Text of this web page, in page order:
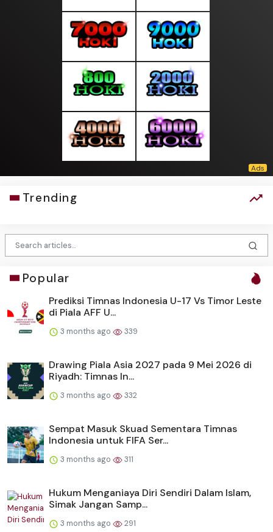
Trending
Popular
Prediksi Timnas Indonesia U-17 Vs Timor Leste
di Piala AFF U...
3 months ago 339
Drawing Piala Asia 2027 pada 9 Mei 2026 di
Riyadh: Timnas In...
3 months ago 332
Sempat Masuk Skuad Sementara Timnas
Indonesia untuk FIFA Ser...
3 months ago 311
Hukum Menganiaya Diri Sendiri Dalam Islam,
Simak Jangan Samp...
3 months ago 291